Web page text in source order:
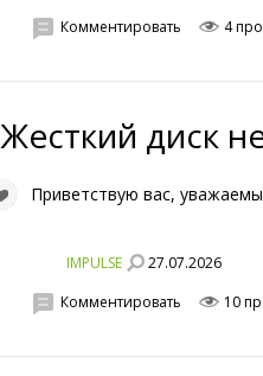
Комментировать 4
диск
Приветствую вас,
IMPULSE 27.07.2026
Комментировать 10